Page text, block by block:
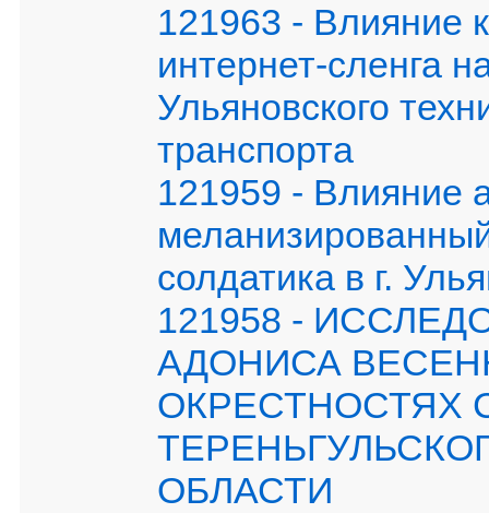
121963 - Влияние
интернет-сленга
Ульяновского
транспорта
121959 - Влияние
солдатика в г.
121958 -
АДОНИСА
ОКРЕСТНОСТЯХ
ОБЛАСТИ